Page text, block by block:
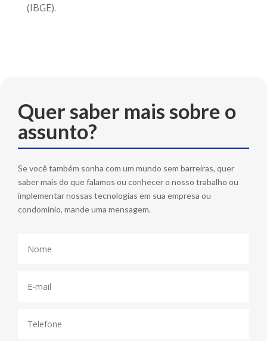
(IBGE).
Quer saber mais sobre o
assunto?
Se você também sonha com um mundo sem barreiras, quer
saber mais do que falamos ou conhecer o nosso trabalho ou
implementar nossas tecnologias em sua empresa ou
condomínio, mande uma mensagem.